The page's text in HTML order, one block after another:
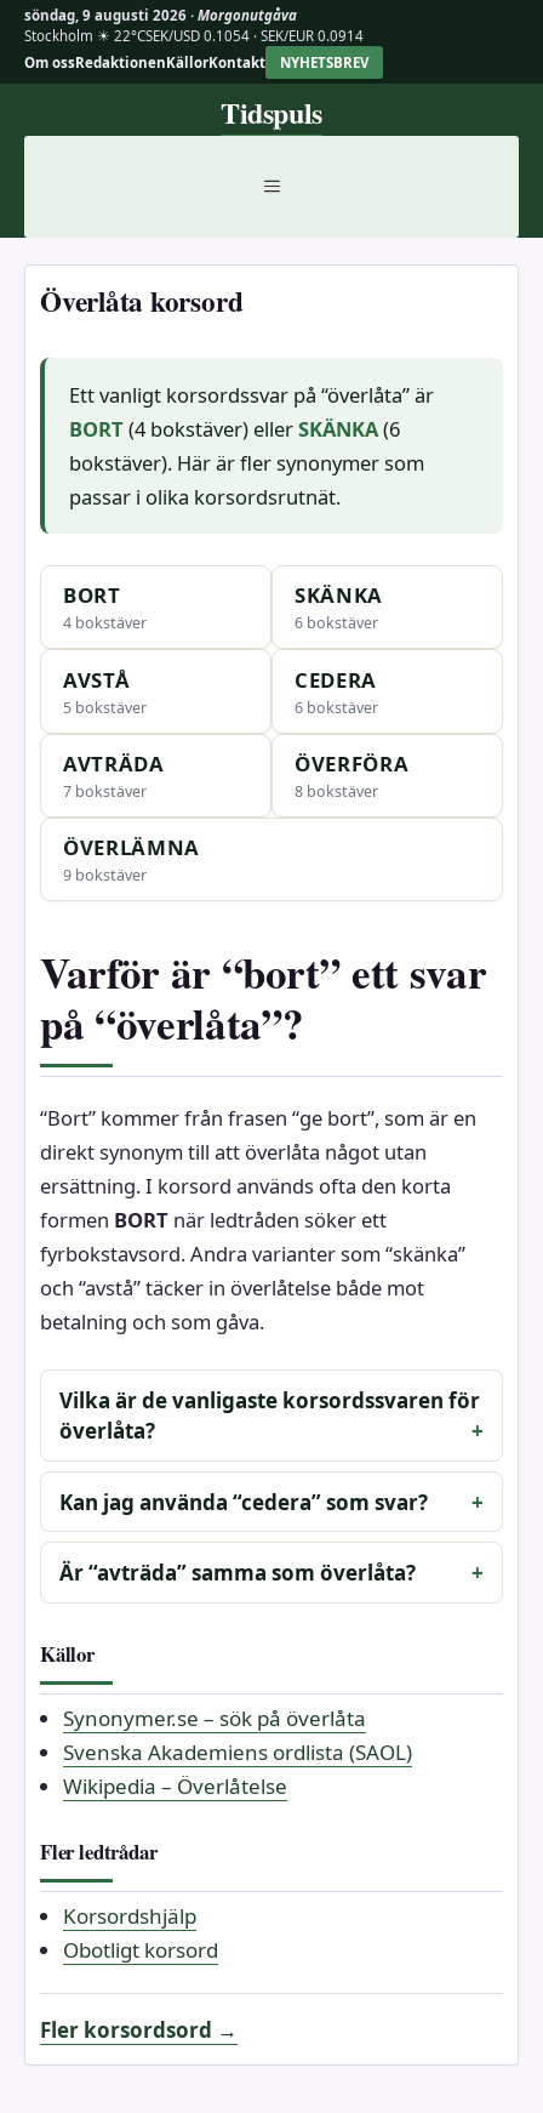
söndag, 9 augusti 2026 · Morgonutgåva
Stockholm ☀ 22°CSEK/USD 0.1054 · SEK/EUR 0.0914
Om ossRedaktionenKällorKontakt NYHETSBREV
Tidspuls
MENY
Överlåta korsord
Ett vanligt korsordssvar på “överlåta” är
BORT(4 bokstäver) ellerSKÄNKA(6
bokstäver). Här är fler synonymer som
passar i olika korsordsrutnät.
BORT
4 bokstäver
SKÄNKA
6 bokstäver
AVSTÅ
5 bokstäver
CEDERA
6 bokstäver
AVTRÄDA
7 bokstäver
ÖVERFÖRA
8 bokstäver
ÖVERLÄMNA
9 bokstäver
Varför är “bort” ett svar
på “överlåta”?
“Bort” kommer från frasen “ge bort”, som är en
direkt synonym till att överlåta något utan
ersättning. I korsord används ofta den korta
formen BORT när ledtråden söker ett
fyrbokstavsord. Andra varianter som “skänka”
och “avstå” täcker in överlåtelse både mot
betalning och som gåva.
Vilka är de vanligaste korsordssvaren för
överlåta?
Kan jag använda “cedera” som svar?
Är “avträda” samma som överlåta?
Källor
Synonymer.se – sök på överlåta
Svenska Akademiens ordlista (SAOL)
Wikipedia – Överlåtelse
Fler ledtrådar
Korsordshjälp
Obotligt korsord
Fler korsordsord →